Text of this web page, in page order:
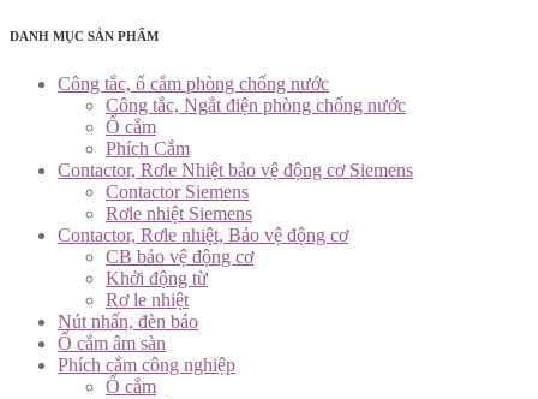
DANH MỤC SẢN PHẨM
Công tắc, ổ cắm phòng chống nước
Công tắc, Ngắt điện phòng chống nước
Ổ cắm
Phích Cắm
Contactor, Rơle Nhiệt bảo vệ động cơ Siemens
Contactor Siemens
Rơle nhiệt Siemens
Contactor, Rơle nhiệt, Bảo vệ động cơ
CB bảo vệ động cơ
Khởi động từ
Rơ le nhiệt
Nút nhấn, đèn báo
Ổ cắm âm sàn
Phích cắm công nghiệp
Ổ cắm